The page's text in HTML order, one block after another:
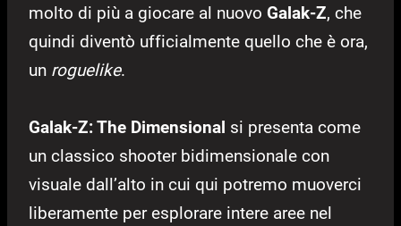
molto di più a giocare al nuovo Galak-Z, che
quindi diventò ufficialmente quello che è ora,
un roguelike.
Galak-Z: The Dimensional si presenta come
un classico shooter bidimensionale con
visuale dall’alto in cui qui potremo muoverci
liberamente per esplorare intere aree nel